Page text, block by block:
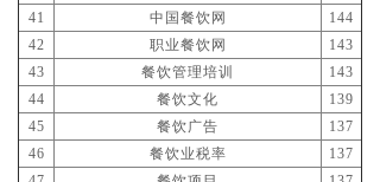
41
中国餐饮网
144
42
职业餐饮网
143
43
餐饮管理培训
143
44
餐饮文化
139
45
餐饮广告
137
46
餐饮业税率
137